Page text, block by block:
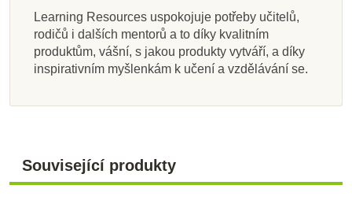
Learning Resources uspokojuje potřeby učitelů,
rodičů i dalších mentorů a to díky kvalitním
produktům, vášní, s jakou produkty vytváří, a díky
inspirativním myšlenkám k učení a vzdělávání se.
Související produkty